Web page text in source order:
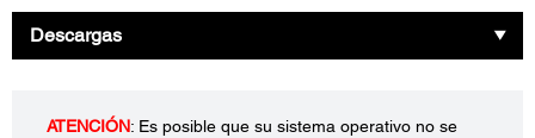
Descargas
ATENCIÓN: Es posible que su sistema operativo no se